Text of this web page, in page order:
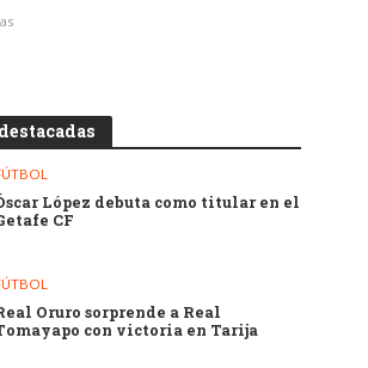
López debuta como titular en el
CF
Oruro sorprende a Real
con victoria en Tarija